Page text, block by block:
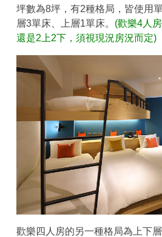
坪數為8坪，有2種格局，皆使用
層3單床、上層1單床。 (歡樂4人
還是2上2下，須視現況房況而定)
歡樂四人房的另一種格局為上下